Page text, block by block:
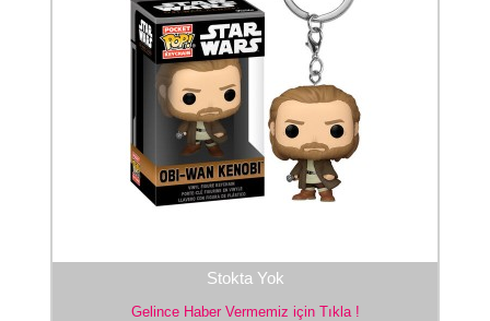
Stokta Yok
Gelince Haber Vermemiz için Tıkla !